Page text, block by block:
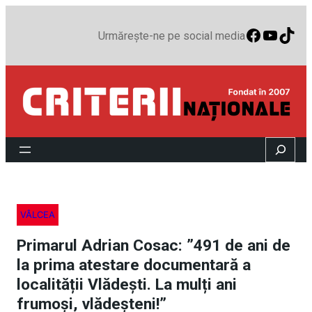
Urmărește-ne pe social media
Search
VÂLCEA
Primarul Adrian Cosac: ”491 de ani de
la prima atestare documentară a
localității Vlădești. La mulți ani
frumoși, vlădeșteni!”